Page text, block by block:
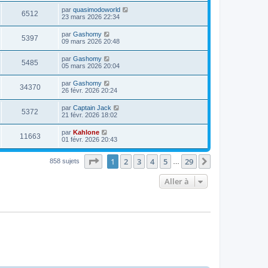
6512 par quasimodoworld
23 mars 2026 22:34
5397 par Gashomy
09 mars 2026 20:48
5485 par Gashomy
05 mars 2026 20:04
34370 par Gashomy
26 févr. 2026 20:24
5372 par Captain Jack
21 févr. 2026 18:02
11663 par Kahlone
01 févr. 2026 20:43
858 sujets Page sur29
1 2 3 4 5 … 29
Aller à